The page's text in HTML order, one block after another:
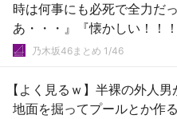
時は何事にも必死で全力だ
あ・・・』『懐かしい！！！
乃木坂46まとめ 1/46
【よく見るｗ】半裸の外人
地面を掘ってプールとか作